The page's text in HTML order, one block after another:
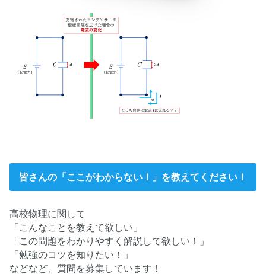
皆さんの「ここがわからない！」を教えてください！
高校物理に関して
「こんなことを教えて欲しい」
「この問題をわかりやすく解説して欲しい！」
「勉強のコツを知りたい！」
などなど、質問を募集しています！